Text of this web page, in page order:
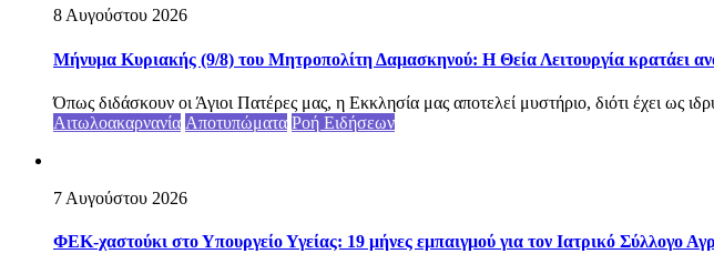
8 Αυγούστου 2026
Μήνυμα Κυριακής (9/8) του Μητροπολίτη Δαμασκηνού: Η Θεία Λειτουργία κρατάει
Όπως διδάσκουν οι Άγιοι Πατέρες μας, η Εκκλησία μας αποτελεί μυστήριο, διότι έχει ως
Αιτωλοακαρνανία Αποτυπώματα Ροή Ειδήσεων
7 Αυγούστου 2026
ΦΕΚ-χαστούκι στο Υπουργείο Υγείας: 19 μήνες εμπαιγμού για τον Ιατρικό Σύλλογο